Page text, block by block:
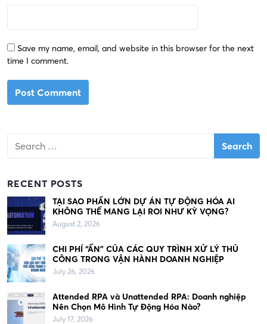
Save my name, email, and website in this browser for the next
time I comment.
c
f
o
:
RECENT POSTS
TẠI SAO PHẦN LỚN DỰ ÁN TỰ ĐỘNG HÓA AI
KHÔNG THỂ MANG LẠI ROI NHƯ KỲ VỌNG?
August 2, 2026
CHI PHÍ “ẨN” CỦA CÁC QUY TRÌNH XỬ LÝ THỦ
CÔNG TRONG VẬN HÀNH DOANH NGHIỆP
July 26, 2026
Attended RPA và Unattended RPA: Doanh nghiệp
Nên Chọn Mô Hình Tự Động Hóa Nào?
July 17, 2026